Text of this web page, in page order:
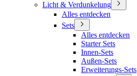
Licht & Verdunkelung
Alles entdecken
Sets
Alles entdecken
Starter Sets
Innen-Sets
Außen-Sets
Erweiterungs-Sets